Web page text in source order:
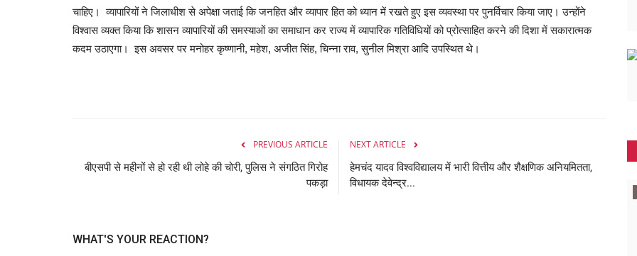
चाहिए। व्यापारियों ने जिलाधीश से अपेक्षा जताई कि जनहित और व्यापार हित को ध्यान में रखते हुए इस व्यवस्था पर पुनर्विचार किया जाए। उन्होंने
विश्वास व्यक्त किया कि शासन व्यापारियों की समस्याओं का समाधान कर राज्य में व्यापारिक गतिविधियों को प्रोत्साहित करने की दिशा में सकारात्मक
कदम उठाएगा। इस अवसर पर मनोहर कृष्णानी, महेश, अजीत सिंह, चिन्ना राव, सुनील मिश्रा आदि उपस्थित थे।
PREVIOUS ARTICLE
बीएसपी से महीनों से हो रही थी लोहे की चोरी, पुलिस ने संगठित गिरोह
पकड़ा
NEXT ARTICLE
हेमचंद यादव विश्वविद्यालय में भारी वित्तीय और शैक्षणिक अनियमितता,
विधायक देवेन्द्र...
WHAT'S YOUR REACTION?